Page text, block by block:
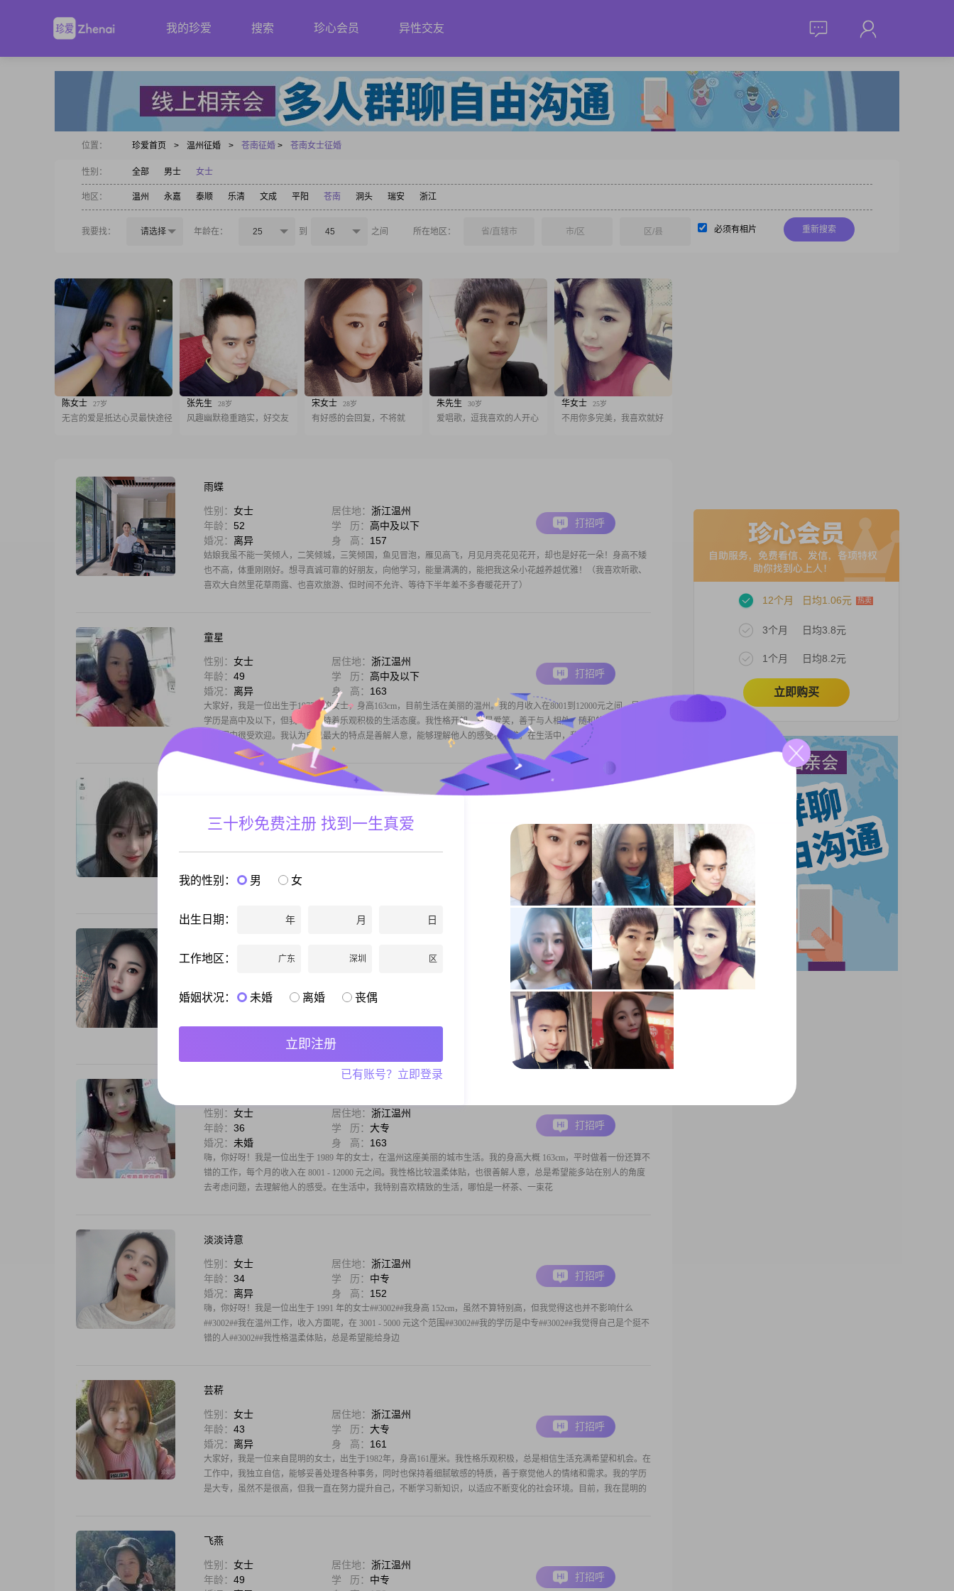
我的珍爱 搜索 珍心会员 异性交友
位置： 珍爱首页 > 温州征婚 > 苍南征婚 > 苍南女士征婚
性别： 全部 男士 女士
地区： 温州 永嘉 泰顺 乐清 文成 平阳 苍南 洞头 瑞安 浙江
我要找： 请选择 年龄在： 25 到 45 之间 所在地区： 省/直辖市 市/区 区/县 必须有相片 重新搜索
陈女士 27岁
无言的爱是抵达心灵最快途径
张先生 28岁
风趣幽默稳重踏实，好交友
宋女士 28岁
有好感的会回复，不将就
朱先生 30岁
爱唱歌，逗我喜欢的人开心
华女士 25岁
不用你多完美，我喜欢就好
雨蝶
性别： 女士 居住地： 浙江温州
年龄： 52 学 历： 高中及以下
婚况： 离异 身 高： 157
姑娘我虽不能一笑倾人，二笑倾城，三笑倾国，鱼见冒泡，雁见高飞，月见月亮花见花开，却也是好花一朵！身高不矮
也不高，体重刚刚好。想寻真诚可靠的好朋友，向他学习，能量满满的，能把我这朵小花越养越优雅！（我喜欢听歌、
喜欢大自然里花草雨露、也喜欢旅游、但时间不允许、等待下半年差不多春暖花开了）
打招呼
童星
性别： 女士 居住地： 浙江温州
年龄： 49 学 历： 高中及以下
婚况： 离异 身 高： 163
大家好，我是一位出生于1977年的女士，身高163cm，目前生活在美丽的温州。我的月收入在8001到12000元之间，虽然
学历是高中及以下，但我一直保持着乐观积极的生活态度。我性格开朗，总是爱笑，善于与人相处，随和的性格让我在
朋友圈中很受欢迎。我认为自己最大的特点是善解人意，能够理解他人的感受和需求。在生活中，我非常重
打招呼
年龄：42 学 历：中专
嗨，你好呀！我是一位出生于 1983 年的女士，在温州这座美丽的城市生活。我的身高大概 160cm，收入嘛，在 3001 -
5000 元这个范围。学历是中专。我觉得自己最大的特点就是真诚可靠，与人相处时特别随和，很容易就能和大家打成一
片。我这人细腻敏感，所以能很好地理解他人的感受，富有同理心。生活中，我是热爱生活的人
打招呼
性别： 居住地：
婚况：
未婚 身 高：162
大家好，我是一位出生于 1988 年的女士，身高 162cm。我在温州工作，收入方面呢，在 3001 - 5000 元这个范围。我的
学历是中专。我觉得自己是个温柔体贴的人，能设身处地为他人着想。性格乐观积极，不管遇到啥困难都不轻易低头。
我还善解人意，能敏锐感知他人的情绪和需求。我也是个细腻敏感的人，这让我更懂得照顾身边
打招呼
性别： 女士 居住地： 浙江温州
年龄： 36 学 历： 大专
婚况： 未婚 身 高： 163
嗨，你好呀！我是一位出生于 1989 年的女士，在温州这座美丽的城市生活。我的身高大概 163cm，平时做着一份还算不
错的工作，每个月的收入在 8001 - 12000 元之间。我性格比较温柔体贴，也很善解人意，总是希望能多站在别人的角度
去考虑问题，去理解他人的感受。在生活中，我特别喜欢精致的生活，哪怕是一杯茶、一束花
打招呼
淡淡诗意
性别： 女士 居住地： 浙江温州
年龄： 34 学 历： 中专
婚况： 离异 身 高： 152
嗨，你好呀！我是一位出生于 1991 年的女士##3002##我身高 152cm，虽然不算特别高，但我觉得这也并不影响什么
##3002##我在温州工作，收入方面呢，在 3001 - 5000 元这个范围##3002##我的学历是中专##3002##我觉得自己是个挺不
错的人##3002##我性格温柔体贴，总是希望能给身边
打招呼
芸菥
性别： 女士 居住地： 浙江温州
年龄： 43 学 历： 大专
婚况： 离异 身 高： 161
大家好，我是一位来自昆明的女士，出生于1982年，身高161厘米。我性格乐观积极，总是相信生活充满希望和机会。在
工作中，我独立自信，能够妥善处理各种事务，同时也保持着细腻敏感的特质，善于察觉他人的情绪和需求。我的学历
是大专，虽然不是很高，但我一直在努力提升自己，不断学习新知识，以适应不断变化的社会环境。目前，我在昆明的
打招呼
飞燕
性别： 女士 居住地： 浙江温州
年龄： 49 学 历： 中专
打招呼
12个月 日均1.06元
3个月 日均3.8元
1个月 日均8.2元
立即购买
三十秒免费注册 找到一生真爱
我的性别： 男 女
出生日期： 年 月 日
工作地区： 广东 深圳 区
婚姻状况： 未婚 离婚 丧偶
立即注册
已有账号？立即登录